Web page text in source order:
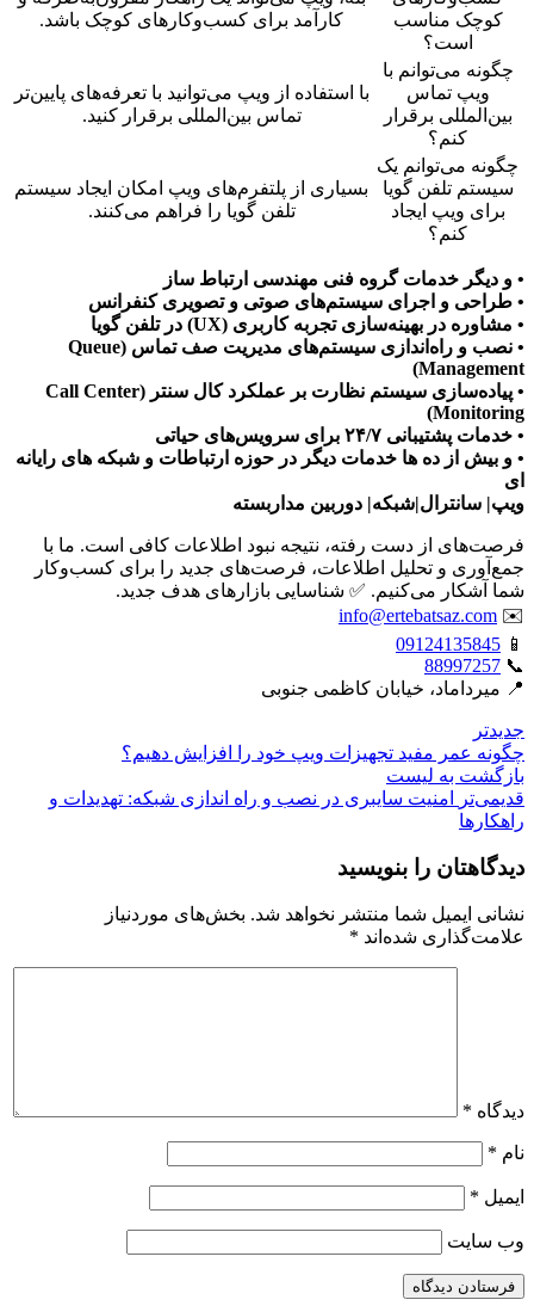
کوچک مناسب
است؟
کارآمد برای کسب‌وکارهای کوچک باشد.
چگونه می‌توانم با
ویپ تماس
بین‌المللی برقرار
کنم؟
با استفاده از ویپ می‌توانید با تعرفه‌های پایین‌تر
تماس بین‌المللی برقرار کنید.
چگونه می‌توانم یک
سیستم تلفن گویا
برای ویپ ایجاد
کنم؟
بسیاری از پلتفرم‌های ویپ امکان ایجاد سیستم
تلفن گویا را فراهم می‌کنند.
• و دیگر خدمات گروه فنی مهندسی ارتباط ساز
• طراحی و اجرای سیستم‌های صوتی و تصویری کنفرانس
• مشاوره در بهینه‌سازی تجربه کاربری (UX) در تلفن گویا
• نصب و راه‌اندازی سیستم‌های مدیریت صف تماس (Queue
Management)
• پیاده‌سازی سیستم نظارت بر عملکرد کال سنتر (Call Center
Monitoring)
• خدمات پشتیبانی ۲۴/۷ برای سرویس‌های حیاتی
• و بیش از ده ها خدمات دیگر در حوزه ارتباطات و شبکه های رایانه
ای
ویپ| سانترال|شبکه| دوربین مداربسته
فرصت‌های از دست رفته، نتیجه نبود اطلاعات کافی است. ما با
جمع‌آوری و تحلیل اطلاعات، فرصت‌های جدید را برای کسب‌وکار
شما آشکار می‌کنیم. ✅ شناسایی بازارهای هدف جدید.
✉️
info@ertebatsaz.com
📱
09124135845
📞
88997257
📍 میرداماد، خیابان کاظمی جنوبی
جدیدتر
چگونه عمر مفید تجهیزات ویپ خود را افزایش دهیم؟
بازگشت بە لیست
قدیمی‌تر
امنیت سایبری در نصب و راه اندازی شبکه: تهدیدات و
راهکارها
دیدگاهتان را بنویسید
نشانی ایمیل شما منتشر نخواهد شد. بخش‌های موردنیاز
علامت‌گذاری شده‌اند *
دیدگاه *
نام *
ایمیل *
وب‌ سایت